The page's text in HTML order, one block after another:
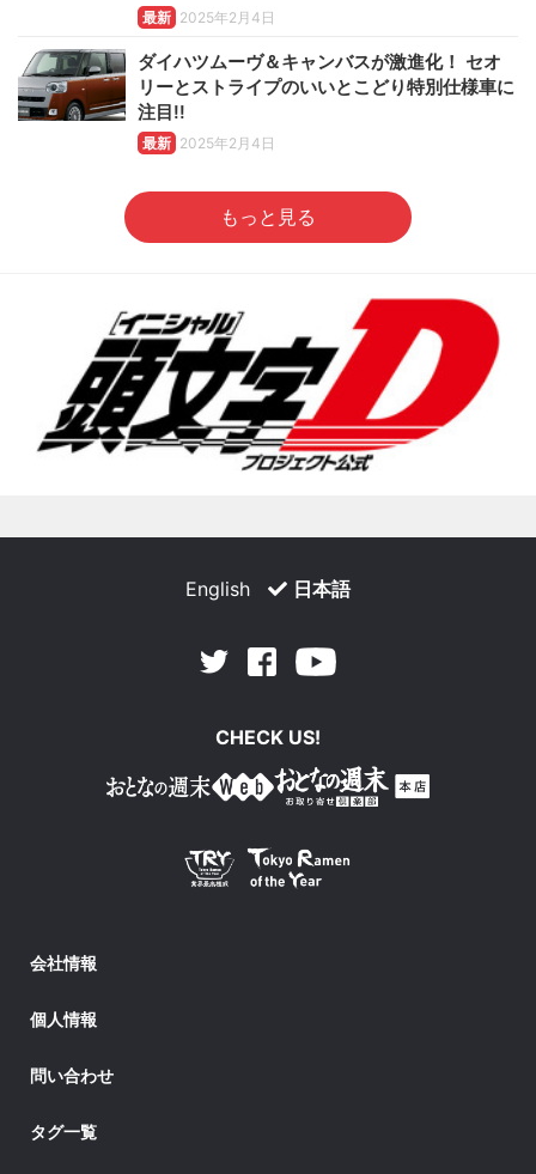
最新 2025年2月4日
ダイハツムーヴ＆キャンバスが激進化！ セオ
リーとストライプのいいとこどり特別仕様車に
注目!!
最新 2025年2月4日
もっと見る
English 日本語
Twitter Facebook
CHECK US!
会社情報
個人情報
問い合わせ
タグ一覧